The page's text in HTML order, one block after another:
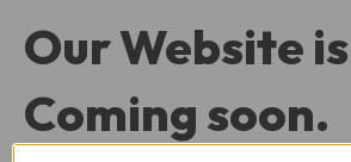
Our Website is
Coming soon.